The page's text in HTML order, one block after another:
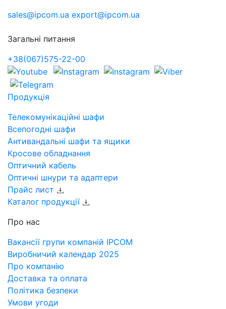
sales@ipcom.ua export@ipcom.ua
Загальні питання
+38(067)575-22-00
Продукція
Телекомунікаційні шафи
Всепогодні шафи
Антивандальні шафи та ящики
Кросове обладнання
Оптичний кабель
Оптичні шнури та адаптери
Прайс лист
Каталог продукції
Про нас
Вакансії групи компаній IPCOM
Виробничий календар 2025
Про компанію
Доставка та оплата
Політика безпеки
Умови угоди